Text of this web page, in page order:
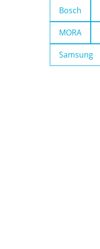
Bosch
MORA
Samsung